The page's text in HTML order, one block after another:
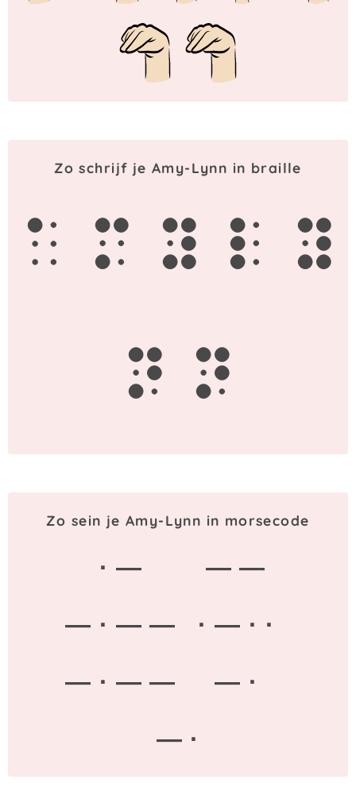
Zo schrijf je Amy-Lynn in braille
a m y l y
n n
Zo sein je Amy-Lynn in morsecode
· —
— —
— · — —
· — · ·
— · — —
— ·
— ·